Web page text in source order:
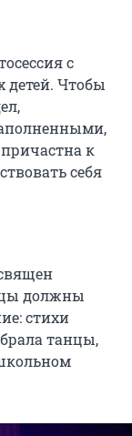
с
Чтобы
к
себя
должны
стихи
танцы,